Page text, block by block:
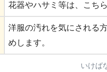
花器やハサミ等は、こち
洋服の汚れを気にされる
めします。
いけば